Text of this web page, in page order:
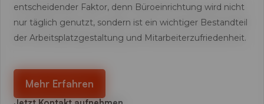
entscheidender Faktor, denn Büroeinrichtung wird nicht
nur täglich genutzt, sondern ist ein wichtiger Bestandteil
der Arbeitsplatzgestaltung und Mitarbeiterzufriedenheit.
Mehr Erfahren